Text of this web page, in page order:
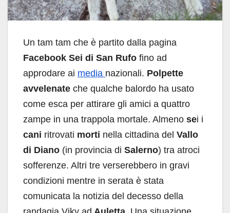
Un tam tam che è partito dalla pagina
Facebook Sei di San Rufo fino ad
approdare ai media nazionali. Polpette
avvelenate che qualche balordo ha usato
come esca per attirare gli amici a quattro
zampe in una trappola mortale. Almeno sei i
cani ritrovati morti nella cittadina del Vallo
di Diano (in provincia di Salerno) tra atroci
sofferenze. Altri tre verserebbero in gravi
condizioni mentre in serata è stata
comunicata la notizia del decesso della